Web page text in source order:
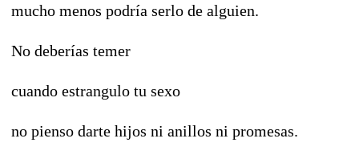
mucho menos podría serlo de alguien.
No deberías temer
cuando estrangulo tu sexo
no pienso darte hijos ni anillos ni promesas.